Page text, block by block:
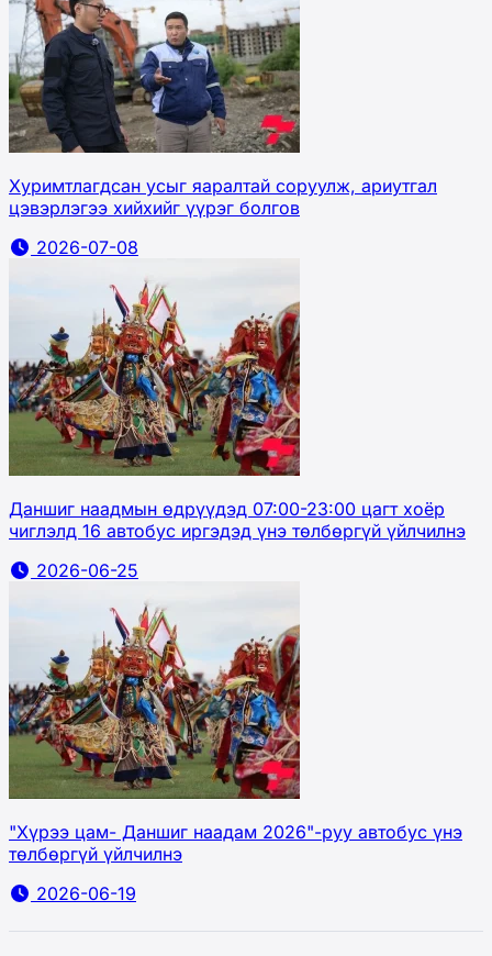
Хуримтлагдсан усыг яаралтай соруулж, ариутгал
цэвэрлэгээ хийхийг үүрэг болгов
2026-07-08
Даншиг наадмын өдрүүдэд 07:00-23:00 цагт хоёр
чиглэлд 16 автобус иргэдэд үнэ төлбөргүй үйлчилнэ
2026-06-25
"Хүрээ цам- Даншиг наадам 2026"-руу автобус үнэ
төлбөргүй үйлчилнэ
2026-06-19